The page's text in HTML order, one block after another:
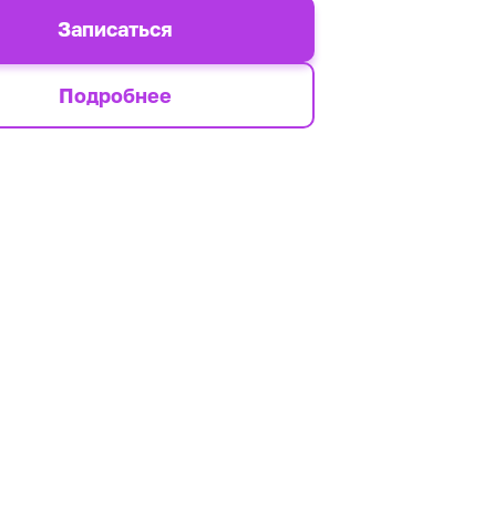
Подробнее
Записаться